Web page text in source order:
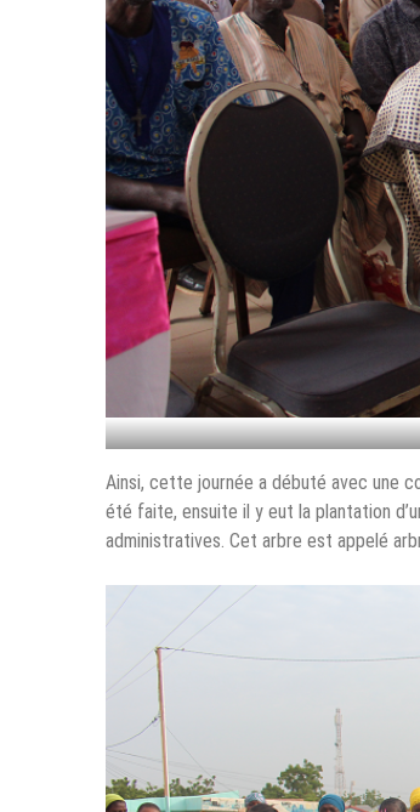
Ainsi, cette journée a débuté avec une
été faite, ensuite il y eut la plantation
administratives. Cet arbre est appelé